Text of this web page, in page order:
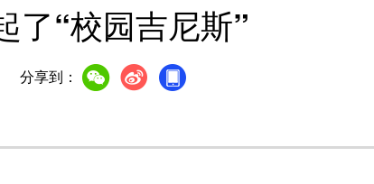
了“校园吉尼斯”
分享到：